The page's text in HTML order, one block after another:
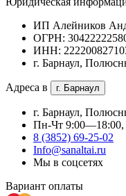
ИП Алейников
ОГРН:
ИНН:
г. Барнаул,
Адреса в г. Барнаул
г. Барнаул,
Пн-Чт
8 (3852) 69-25-02
Info@sanaltai.ru
Мы в соцсетях
Вариант оплаты